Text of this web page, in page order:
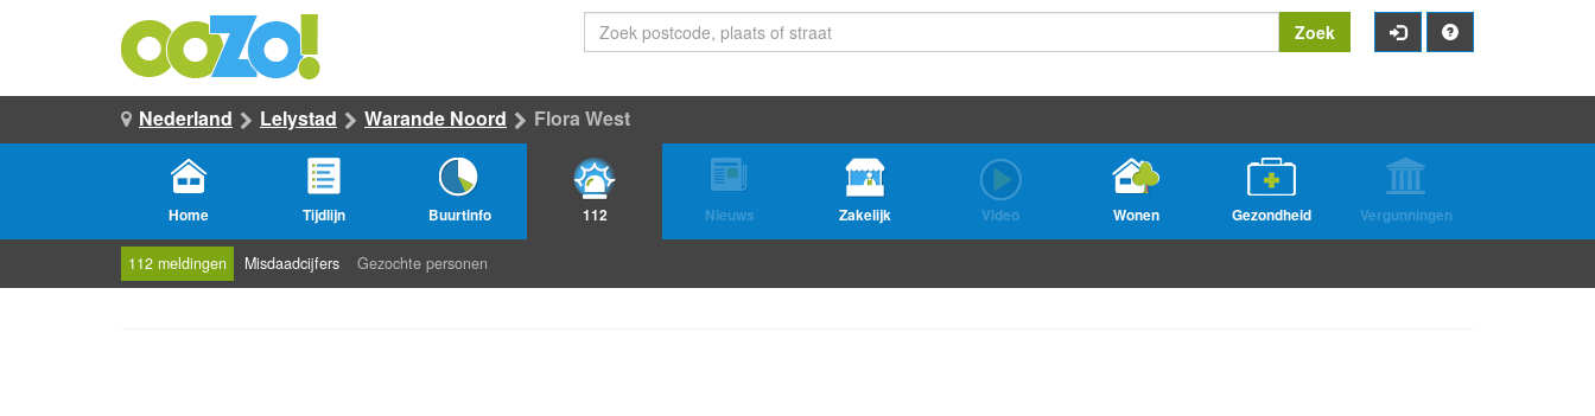
Zoek
Nederland Lelystad Warande Noord Flora West
Home Tijdlijn Buurtinfo 112 Nieuws Zakelijk Video Wonen Gezondheid Vergunningen
112 meldingen Misdaadcijfers Gezochte personen